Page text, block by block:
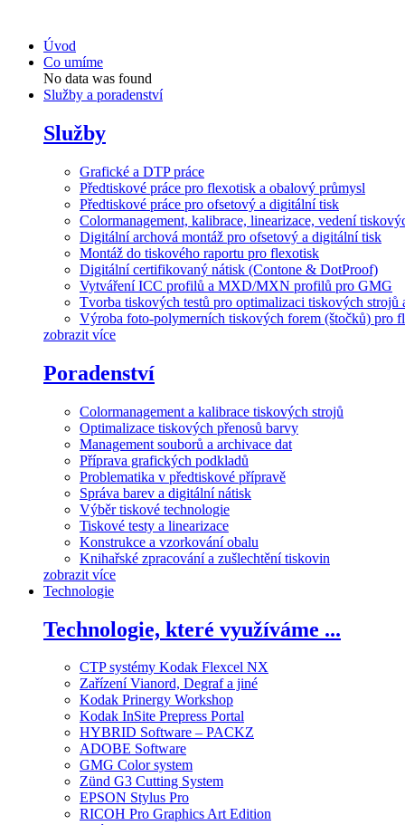
obsahuÚvod
Co umíme
No data was found
Služby a poradenství
Služby
Grafické a DTP práce
Předtiskové práce pro flexotisk a obalový průmysl
Předtiskové práce pro ofsetový a digitální tisk
Colormanagement, kalibrace, linearizace, vedení
Digitální archová montáž pro ofsetový a digitální tisk
Montáž do tiskového raportu pro flexotisk
Digitální certifikovaný nátisk (Contone & DotProof)
Vytváření ICC profilů a MXD/MXN profilů pro GMG
Tvorba tiskových testů pro optimalizaci tiskových strojů
Výroba foto-polymerních tiskových forem (štočků) pro
zobrazit více
Poradenství
Colormanagement a kalibrace tiskových strojů
Optimalizace tiskových přenosů barvy
Management souborů a archivace dat
Příprava grafických podkladů
Problematika v předtiskové přípravě
Správa barev a digitální nátisk
Výběr tiskové technologie
Tiskové testy a linearizace
Konstrukce a vzorkování obalu
Knihařské zpracování a zušlechtění tiskovin
zobrazit více
Technologie
Technologie, které využíváme ...
CTP systémy Kodak Flexcel NX
Zařízení Vianord, Degraf a jiné
Kodak Prinergy Workshop
Kodak InSite Prepress Portal
HYBRID Software – PACKZ
ADOBE Software
GMG Color system
Zünd G3 Cutting System
EPSON Stylus Pro
RICOH Pro Graphics Art Edition